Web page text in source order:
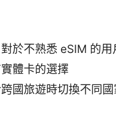
於不熟悉 eSIM 的用
體卡的選擇
國旅遊時切換不同